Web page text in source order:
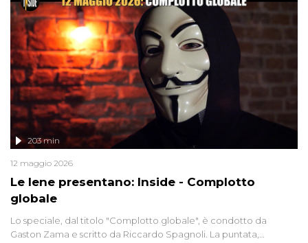
Le Iene presentano: Inside - Complotto
globale
203 min
12 maggio 2026
Lo speciale, dal titolo "Complotto globale", è condotto da
Gaston Zama e scritto da Riccardo Spagnoli. La puntata,